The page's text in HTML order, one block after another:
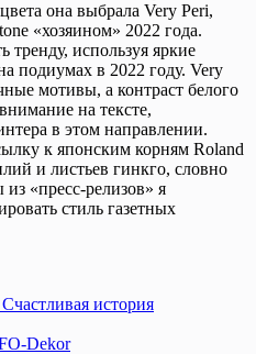
она выбрала Very Peri,
«хозяином» 2022 года.
тренду, используя яркие
подиумах в 2022 году. Very
мотивы, а контраст белого
на тексте,
в этом направлении.
к японским корням Roland
и листьев гинкго, словно
«пресс-релизов» я
стиль газетных
история
Dekor